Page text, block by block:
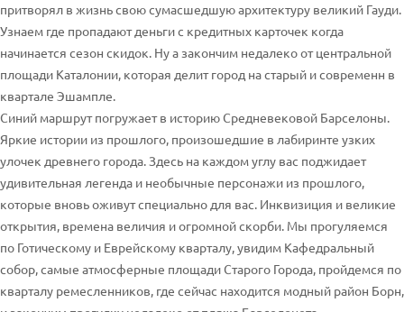
притворял в жизнь свою сумасшедшую архитектуру великий Гауди.
Узнаем где пропадают деньги с кредитных карточек когда
начинается сезон скидок. Ну а закончим недалеко от центральной
площади Каталонии, которая делит город на старый и современн в
квартале Эшампле.
Синий маршрут погружает в историю Средневековой Барселоны.
Яркие истории из прошлого, произошедшие в лабиринте узких
улочек древнего города. Здесь на каждом углу вас поджидает
удивительная легенда и необычные персонажи из прошлого,
которые вновь оживут специально для вас. Инквизиция и великие
открытия, времена величия и огромной скорби. Мы прогуляемся
по Готическому и Еврейскому кварталу, увидим Кафедральный
собор, самые атмосферные площади Старого Города, пройдемся по
кварталу ремесленников, где сейчас находится модный район Борн,